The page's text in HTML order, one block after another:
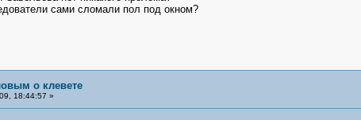
сами сломали пол под окном?
о клевете
18:44:57 »